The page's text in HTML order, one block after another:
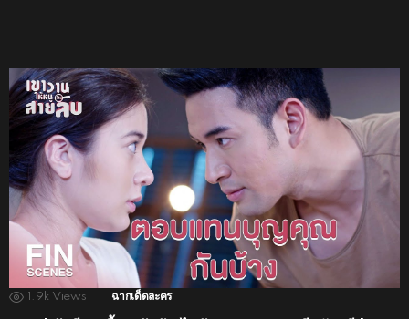
1.9k Views ฉากเด็ดละคร